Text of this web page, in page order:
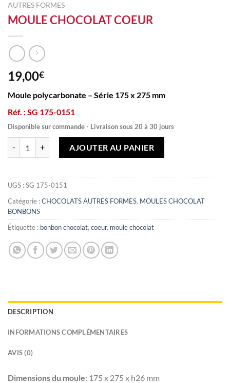
AUTRES FORMES
MOULE CHOCOLAT COEUR
19,00€
Moule polycarbonate – Série 175 x 275 mm
Réf. : SG 175-0151
Disponible sur commande - Livraison sous 20 à 30 jours
AJOUTER AU PANIER
UGS :SG 175-0151
Catégorie :CHOCOLATS AUTRES FORMES, MOULES CHOCOLAT
BONBONS
Étiquette : bonbon chocolat, coeur, moule chocolat
DESCRIPTION
INFORMATIONS COMPLÉMENTAIRES
AVIS (0)
Dimensions du moule: 175 x 275 x h26 mm